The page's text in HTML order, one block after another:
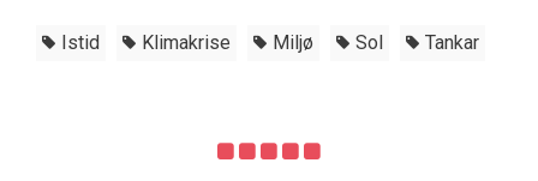
Istid Klimakrise Miljø Sol Tankar